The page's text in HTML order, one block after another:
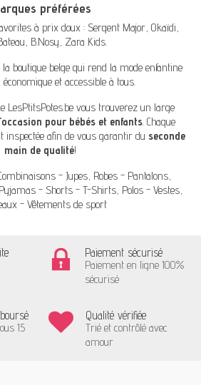
préférées
à prix doux : Sergent Major, Okaïdi,
, B.Nosy, Zara Kids.
la boutique belge qui rend la mode enfantine
et accessible à tous.
LesPtitsPotes.bevous trouverez un large
pour bébés et enfants. Chaque
inspectée afin de vous garantir du seconde
main de qualité!
- Jupes, Robes - Pantalons,
Pyjamas - Shorts - T-Shirts, Polos - Vestes,
- Vêtements de sport
Paiement sécurisé
Paiement en ligne 100%
sécurisé
15
Qualité vérifiée
Trié et contrôlé avec
amour